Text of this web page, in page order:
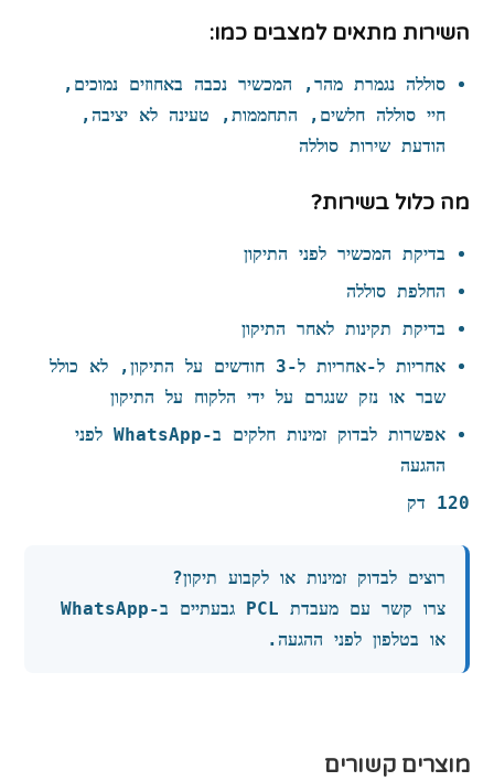
השירות מתאים למצבים כמו:
סוללה נגמרת מהר, המכשיר נכבה באחוזים נמוכים,
חיי סוללה חלשים, התחממות, טעינה לא יציבה,
הודעת שירות סוללה
מה כלול בשירות?
בדיקת המכשיר לפני התיקון
החלפת סוללה
בדיקת תקינות לאחר התיקון
אחריות ל-אחריות ל‑3 חודשים על התיקון, לא כולל
שבר או נזק שנגרם על ידי הלקוח על התיקון
אפשרות לבדוק זמינות חלקים ב-WhatsApp לפני
ההגעה
120 דק
רוצים לבדוק זמינות או לקבוע תיקון?
צרו קשר עם מעבדת PCL גבעתיים ב-WhatsApp
או בטלפון לפני ההגעה.
מוצרים קשורים